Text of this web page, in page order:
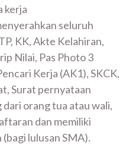
kerja
seluruh
KK, Akte Kelahiran,
Nilai, Pas Photo 3
Kerja (AK1), SKCK,
Surat pernyataan
orang tua atau wali,
dan memiliki
lulusan SMA).